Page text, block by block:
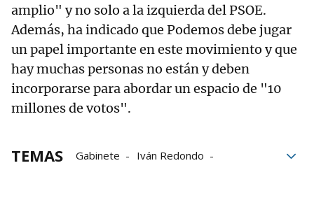
amplio" y no solo a la izquierda del PSOE.
Además, ha indicado que Podemos debe jugar
un papel importante en este movimiento y que
hay muchas personas no están y deben
incorporarse para abordar un espacio de "10
millones de votos".
TEMAS Gabinete
Iván Redondo